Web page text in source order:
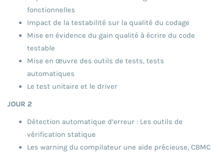
fonctionnelles
Impact de la testabilité sur la qualité du codage
Mise en évidence du gain qualité à écrire du code
testable
Mise en œuvre des outils de tests, tests
automatiques
Le test unitaire et le driver
JOUR 2
Détection automatique d’erreur : Les outils de
vérification statique
Les warning du compilateur une aide précieuse, CBMC